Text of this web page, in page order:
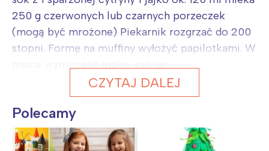
250 g czerwonych lub czarnych porzeczek
(mogą być mrożone) Piekarnik rozgrzać do 200
stopni. Formę na muffiny wyłożyć papilotkami. W
CZYTAJ DALEJ
Polecamy